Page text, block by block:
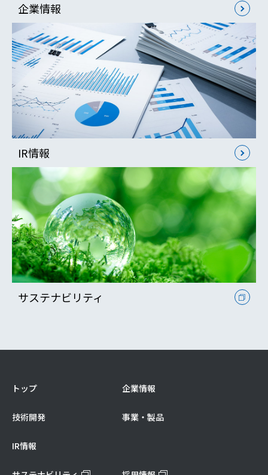
企業情報
IR情報
サステナビリティ
トップ 企業情報
技術開発 事業・製品
IR情報